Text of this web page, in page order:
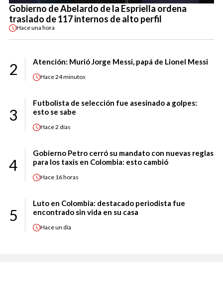
Gobierno de Abelardo de la Espriella ordena
traslado de 117 internos de alto perfil
Haceuna hora
2 Atención: Murió Jorge Messi, papá de Lionel Messi
Hace24 minutos
3
Futbolista de selección fue asesinado a golpes:
esto se sabe
Hace2 días
4
Gobierno Petro cerró su mandato con nuevas reglas
para los taxis en Colombia: esto cambió
Hace 16 horas
5
Luto en Colombia: destacado periodista fue
encontrado sin vida en su casa
Haceun día